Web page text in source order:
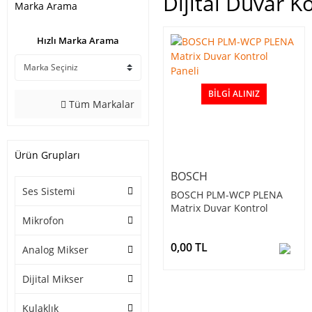
Marka Arama
Hızlı Marka Arama
Tüm Markalar
Ürün Grupları
Ses Sistemi
Mikrofon
Analog Mikser
Dijital Mikser
Kulaklık
BILGI ALINIZ
BOSCH
BOSCH PLM-WCP PLENA
Matrix Duvar Kontrol
0,00 TL